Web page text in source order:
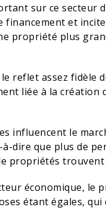
sur ce secteur
financement et
propriété plus
reflet assez fidèle
liée à la création
influencent le
dire que plus de
propriétés
économique, le
étant égales, qui